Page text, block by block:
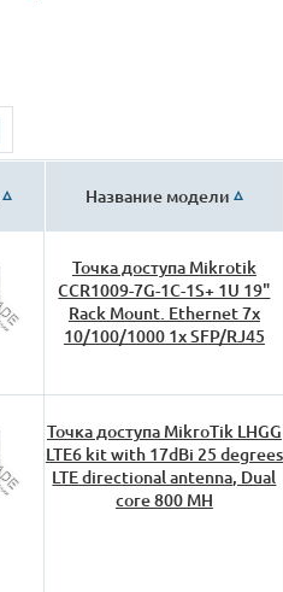
Название модели
Точка доступа Mikrotik
CCR1009-7G-1C-1S+ 1U 19"
Rack Mount. Ethernet 7x
10/100/1000 1x SFP/RJ45
Точка доступа MikroTik LHGG
LTE6 kit with 17dBi 25 degrees
LTE directional antenna, Dual
core 800 MH